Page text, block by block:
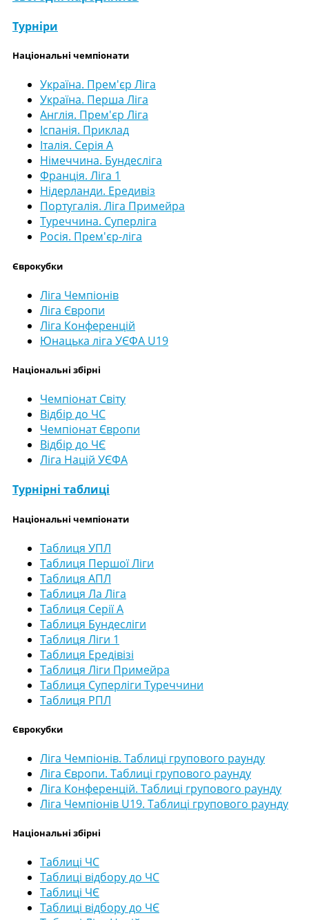
Турніри
Національні чемпіонати
Україна. Прем'єр Ліга
Україна. Перша Ліга
Англія. Прем'єр Ліга
Іспанія. Приклад
Італія. Серія А
Німеччина. Бундесліга
Франція. Ліга 1
Нідерланди. Ередивіз
Португалія. Ліга Примейра
Туреччина. Суперліга
Росія. Прем'єр-ліга
Єврокубки
Ліга Чемпіонів
Ліга Європи
Ліга Конференцій
Юнацька ліга УЄФА U19
Національні збірні
Чемпіонат Світу
Відбір до ЧС
Чемпіонат Європи
Відбір до ЧЄ
Ліга Націй УЄФА
Турнірні таблиці
Національні чемпіонати
Таблиця УПЛ
Таблиця Першої Ліги
Таблиця АПЛ
Таблиця Ла Ліга
Таблиця Серії А
Таблиця Бундесліги
Таблиця Ліги 1
Таблиця Ередівізі
Таблиця Ліги Примейра
Таблиця Суперліги Туреччини
Таблиця РПЛ
Єврокубки
Ліга Чемпіонів. Таблиці групового раунду
Ліга Європи. Таблиці групового раунду
Ліга Конференцій. Таблиці групового раунду
Ліга Чемпіонів U19. Таблиці групового раунду
Національні збірні
Таблиці ЧС
Таблиці відбору до ЧС
Таблиці ЧЄ
Таблиці відбору до ЧЄ